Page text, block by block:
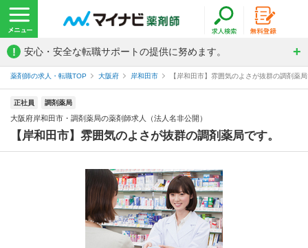
! 安心・安全な転職サポートの提供に努めます。
薬剤師の求人・転職TOP 大阪府 岸和田市 【岸和田市】雰囲気のよさが抜群の調剤薬
正社員 調剤薬局
大阪府岸和田市・調剤薬局の薬剤師求人（法人名非公開）
【岸和田市】雰囲気のよさが抜群の調剤薬局です。